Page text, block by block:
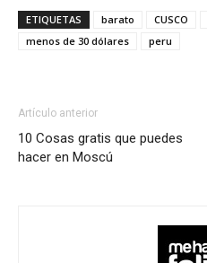
ETIQUETAS barato CUSCO
menos de 30 dólares
peru
Artículo anterior
10 Cosas gratis que puedes
hacer en Moscú